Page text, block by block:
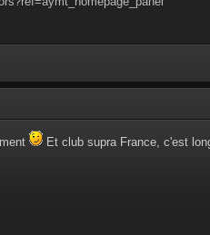
Et club supra France, c'est